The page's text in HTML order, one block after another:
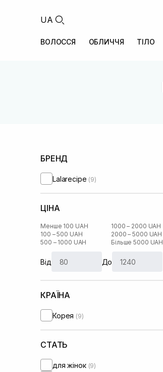
UA
ВОЛОССЯ ОБЛИЧЧЯ ТІЛО
БРЕНД
Lalarecipe (9)
ЦІНА
Менше 100 UAH
100 – 500 UAH
500 – 1000 UAH
1000 – 2000 UAH
2000 – 5000 UAH
Більше 5000 UAH
Від До
КРАЇНА
Корея (9)
СТАТЬ
для жінок (9)